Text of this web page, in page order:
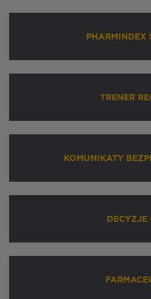
PHARMINDEX
TRENER
KOMUNIKATY
DECYZJE